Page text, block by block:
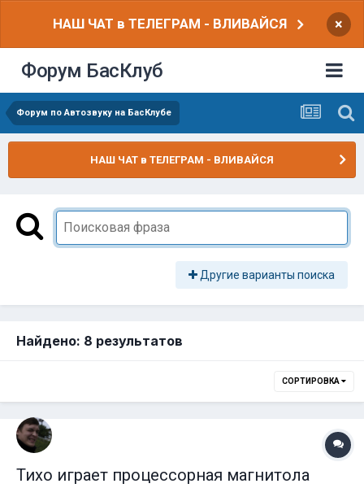
НАШ ЧАТ в ТЕЛЕГРАМ - ВЛИВАЙСЯ ×
Форум БасКлуб
Форум по Автозвуку на БасКлубе
НАШ ЧАТ в ТЕЛЕГРАМ - ВЛИВАЙСЯ
Другие варианты поиска
Найдено: 8 результатов
СОРТИРОВКА
Тихо играет процессорная магнитола